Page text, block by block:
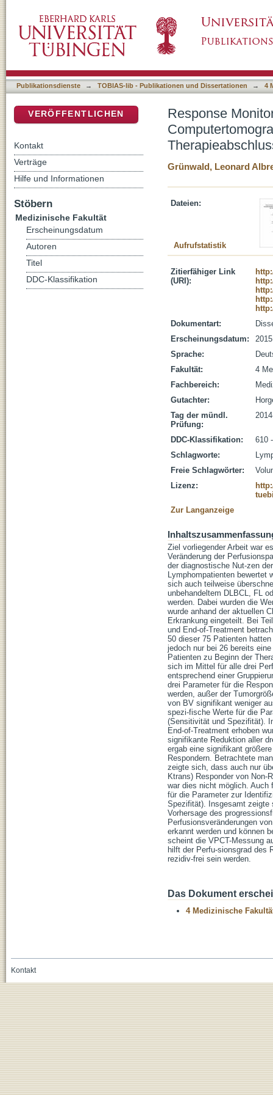
der Interim- und Therapieabschlusssituation
Publikationsdienste → TOBIAS-lib - Publikationen und Dissertationen → 4
Response
Grünwald, Leonard
Dateien:
Aufrufstatistik
Zitierfähiger Link
(URI):
Dokumentart:
Erscheinungsdatum:
2015
Sprache:
Fakultät:
4
Fachbereich:
Gutachter:
Tag der mündl.
Prüfung:
DDC-Klassifikation:
610
Schlagworte:
Freie Schlagwörter:
Lizenz:
Zur Langanzeige
Ziel vorliegender Arbeit war
Veränderung der
der diagnostische Nut-zen
Lymphompatienten bewertet
sich auch teilweise
unbehandeltem DLBCL, FL
werden. Dabei wurden die
wurde anhand der aktuellen
Erkrankung eingeteilt. Bei
und End-of-Treatment
50 dieser 75 Patienten
jedoch nur bei 26 bereits
Patienten zu Beginn der
sich im Mittel für alle drei
entsprechend einer
drei Parameter für die
werden, außer der
von BV signifikant weniger
spezi-fische Werte für die
(Sensitivität und Spezifität).
End-of-Treatment erhoben
signifikante Reduktion aller
ergab eine signifikant
Respondern. Betrachtete
zeigte sich, dass auch nur
Ktrans) Responder von Non-
war dies nicht möglich. Auch
für die Parameter zur
Spezifität). Insgesamt zeigte
Vorhersage des
Perfusionsveränderungen
erkannt werden und können
scheint die VPCT-Messung
hilft der Perfu-sionsgrad des
rezidiv-frei sein werden.
Das Dokument
4 Medizinische
VERÖFFENTLICHEN
Kontakt
Verträge
Hilfe und Informationen
Stöbern
Medizinische Fakultät
Erscheinungsdatum
Autoren
Titel
DDC-Klassifikation
Kontakt